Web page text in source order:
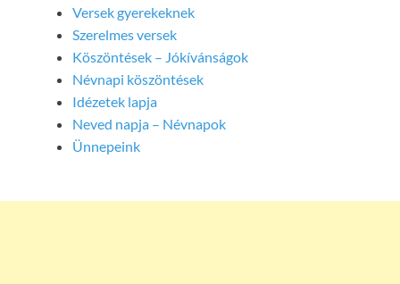
Versek gyerekeknek
Szerelmes versek
Köszöntések – Jókívánságok
Névnapi köszöntések
Idézetek lapja
Neved napja – Névnapok
Ünnepeink